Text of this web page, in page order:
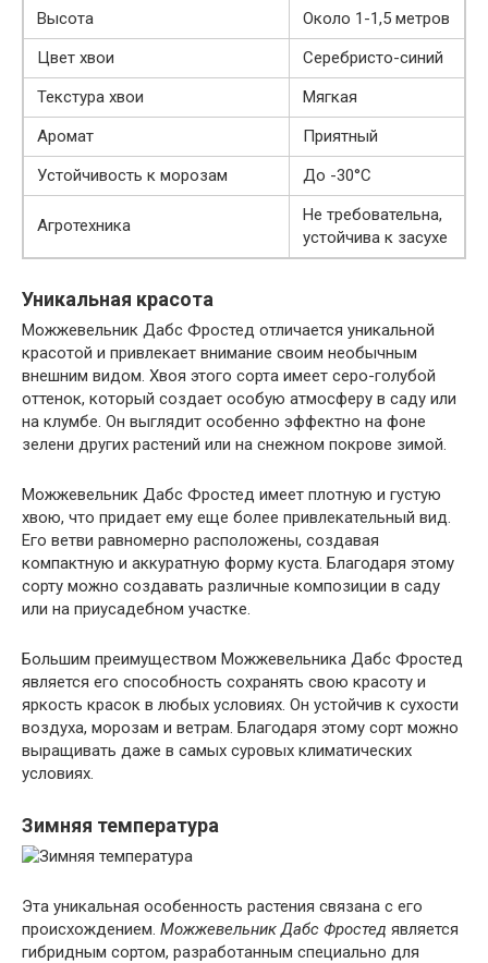
Высота
Около 1-1,5 метров
Цвет хвои
Серебристо-синий
Текстура хвои
Мягкая
Аромат
Приятный
Устойчивость к морозам
До -30°C
Агротехника
Не требовательна,
устойчива к засухе
Уникальная красота
Можжевельник Дабс Фростед отличается уникальной
красотой и привлекает внимание своим необычным
внешним видом. Хвоя этого сорта имеет серо-голубой
оттенок, который создает особую атмосферу в саду или
на клумбе. Он выглядит особенно эффектно на фоне
зелени других растений или на снежном покрове зимой.
Можжевельник Дабс Фростед имеет плотную и густую
хвою, что придает ему еще более привлекательный вид.
Его ветви равномерно расположены, создавая
компактную и аккуратную форму куста. Благодаря этому
сорту можно создавать различные композиции в саду
или на приусадебном участке.
Большим преимуществом Можжевельника Дабс Фростед
является его способность сохранять свою красоту и
яркость красок в любых условиях. Он устойчив к сухости
воздуха, морозам и ветрам. Благодаря этому сорт можно
выращивать даже в самых суровых климатических
условиях.
Зимняя температура
Эта уникальная особенность растения связана с его
происхождением. Можжевельник Дабс Фростед является
гибридным сортом, разработанным специально для